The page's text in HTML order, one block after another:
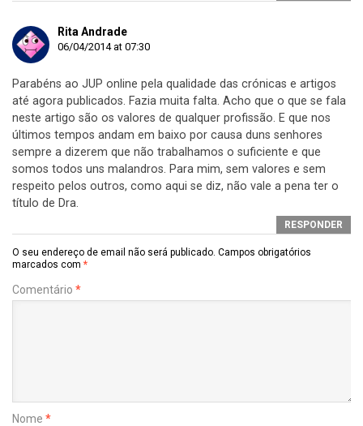
Rita Andrade
06/04/2014 at 07:30
Parabéns ao JUP online pela qualidade das crónicas e artigos
até agora publicados. Fazia muita falta. Acho que o que se fala
neste artigo são os valores de qualquer profissão. E que nos
últimos tempos andam em baixo por causa duns senhores
sempre a dizerem que não trabalhamos o suficiente e que
somos todos uns malandros. Para mim, sem valores e sem
respeito pelos outros, como aqui se diz, não vale a pena ter o
título de Dra.
RESPONDER
O seu endereço de email não será publicado. Campos obrigatórios
marcados com *
Comentário *
Nome *